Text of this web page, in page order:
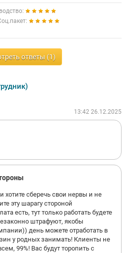
ответы (1)
13:42 26.12.2025
хотите сберечь свои нервы и не
эту шарагу стороной
есть, тут только работать будете
штрафуют, якобы
день можете отработать в
у родных занимать! Клиенты не
99%! Вас будут торопить с